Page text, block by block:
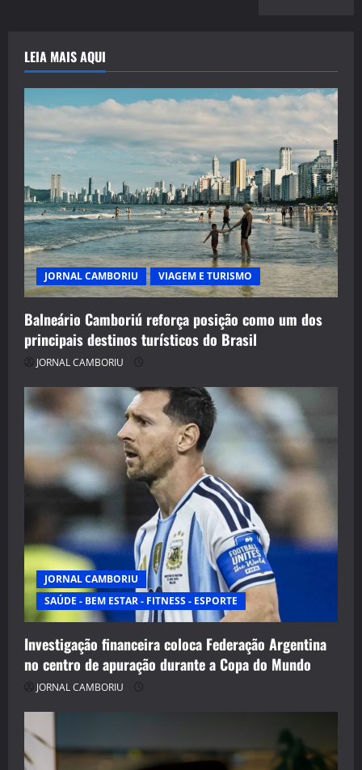
LEIA MAIS AQUI
JORNAL CAMBORIU VIAGEM E TURISMO
Balneário Camboriú reforça posição como um dos
principais destinos turísticos do Brasil
JORNAL CAMBORIU
JORNAL CAMBORIU
SAÚDE - BEM ESTAR - FITNESS - ESPORTE
Investigação financeira coloca Federação Argentina
no centro de apuração durante a Copa do Mundo
JORNAL CAMBORIU